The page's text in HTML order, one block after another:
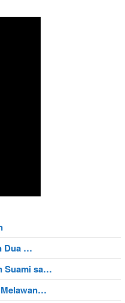
Dua …
Suami sa…